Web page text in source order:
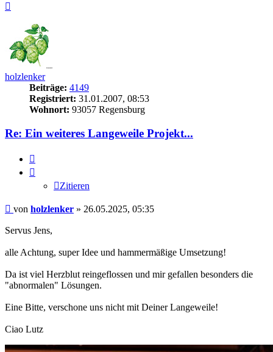
holzlenker
Beiträge: 4149
Registriert: 31.01.2007, 08:53
Wohnort: 93057 Regensburg
Re: Ein weiteres Langeweile Projekt...
Zitieren
Beitrag
von holzlenker » 26.05.2025, 05:35
Servus Jens,
alle Achtung, super Idee und hammermäßige Umsetzung!
Da ist viel Herzblut reingeflossen und mir gefallen besonders die
"abnormalen" Lösungen.
Eine Bitte, verschone uns nicht mit Deiner Langeweile!
Ciao Lutz